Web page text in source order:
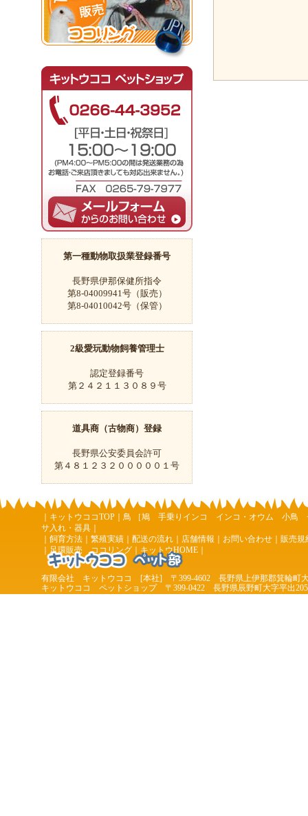
第一種動物取扱業登録番号
長野県伊那保健所指令
第8-04009941号（販売）
第8-04010042号（保管）
2級愛玩動物飼養管理士
認定登録番号
第２４２１１３０８９号
道具商（古物商）登録
長野県公安委員会許可
第４８１２３２０００００１号
キットウココTOP 鳥 ［鳩 手乗りインコ インコ・オウム 小鳥
サ入れ・器具
飼育方法 繁殖実績 配送の流れ 店舗情報 お問い合わせ
販売規
足環販売 ココリング キットウHOME
有限会社 キットウココ [本社] 〒399-4602 長野県上伊那郡箕輪町
キットウココ ペットショップ 〒399-0422 長野県辰野町大字平出